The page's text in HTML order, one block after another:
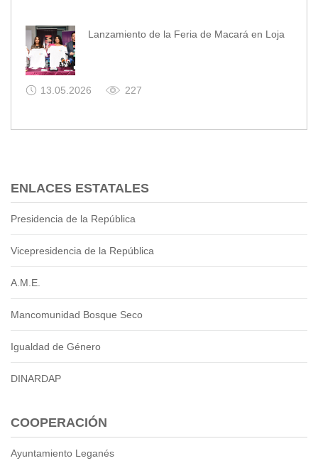
Lanzamiento de la Feria de Macará en Loja
13.05.2026 227
ENLACES ESTATALES
Presidencia de la República
Vicepresidencia de la República
A.M.E.
Mancomunidad Bosque Seco
Igualdad de Género
DINARDAP
COOPERACIÓN
Ayuntamiento Leganés